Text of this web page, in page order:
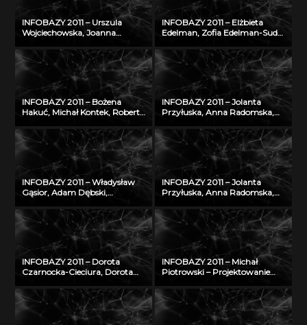
INFOBAZY 2011 – Urszula
Wojciechowska, Joanna
– Informatyczna platforma
naukowa do wymiany wiedzy
o zagrożeniu nowotworami
złośliwymi
INFOBAZY 2011 – Elżbieta
Edelman, Zofia Edelman-Sudoł
MORSKICH PUBLIKACJI –
realizacja, stan obecny i
przyszłość
INFOBAZY 2011 – Bożena
Hakuć, Michał Kontek, Robert
portal wiedzy, czyli co
możemy znaleźć w
Pomorskiej Bibliotece Cyfrowej
INFOBAZY 2011 – Jolanta
Przyłuska, Anna Radomska,
informatyczna do
efektywnego zarządzania
wiedzą i badaniami
naukowymi w IMP w Łodzi
INFOBAZY 2011 – Władysław
Gąsior, Adam Dębski,
bazy danych SURDAT
właściwości
fizykochemicznych metali i
stopów
INFOBAZY 2011 – Jolanta
Przyłuska, Anna Radomska,
informatyczna do
efektywnego zarządzania
wiedzą i badaniami
naukowymi w IMP w Łodzi
INFOBAZY 2011 – Dorota
Czarnocka-Cieciura, Dorota
Repozytorium Cyfrowe
Instytutów Naukowych – coś
więcej niż Biblioteka Cyfrowa
INFOBAZY 2011 – Michał
Piotrowski – Projektowanie
oceanograficznych danych
modelowych w warunkach
ograniczonych zasobów